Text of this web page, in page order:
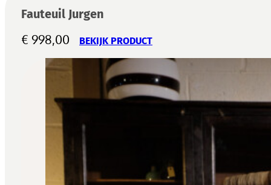
Fauteuil Jurgen
€ 998,00 BEKIJK PRODUCT